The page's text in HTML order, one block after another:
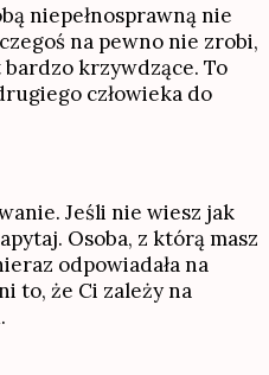
niepełnosprawną nie
na pewno nie zrobi,
krzywdzące. To
człowieka do
Jeśli nie wiesz jak
Osoba, z którą masz
odpowiadała na
to, że Ci zależy na